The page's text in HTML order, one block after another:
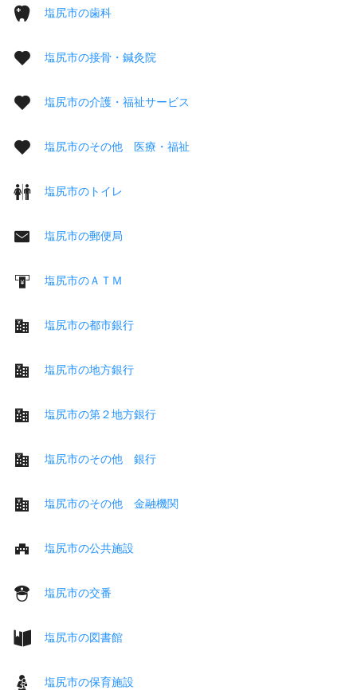
塩尻市の歯科
塩尻市の接骨・鍼灸院
塩尻市の介護・福祉サービス
塩尻市のその他 医療・福祉
塩尻市のトイレ
塩尻市の郵便局
塩尻市のＡＴＭ
塩尻市の都市銀行
塩尻市の地方銀行
塩尻市の第２地方銀行
塩尻市のその他 銀行
塩尻市のその他 金融機関
塩尻市の公共施設
塩尻市の交番
塩尻市の図書館
塩尻市の保育施設